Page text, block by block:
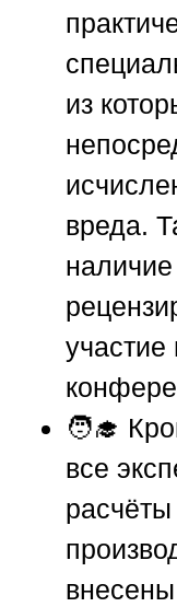
из
вреда.
участие
🧑‍🎓
все